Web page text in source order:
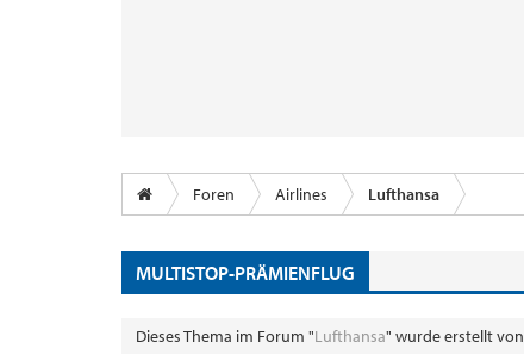
Foren Airlines Lufthansa
MULTISTOP-PRÄMIENFLUG
Dieses Thema im Forum "Lufthansa" wurde erstellt von